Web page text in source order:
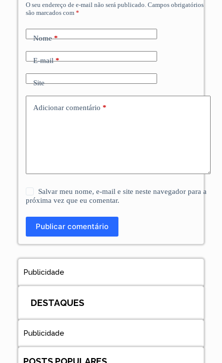
O seu endereço de e-mail não será publicado. Campos obrigatórios
são marcados com *
Nome*
E-mail*
Site
Adicionar comentário *
Salvar meu nome, e-mail e site neste navegador para a
próxima vez que eu comentar.
Publicar comentário
Publicidade
DESTAQUES
Publicidade